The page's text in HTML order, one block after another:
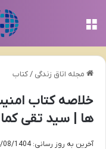
مجله اتاق زندگی /کتاب
خلاصه کتاب
ها | سید تقی
آخرین به روز رسانی: 14/08/1404